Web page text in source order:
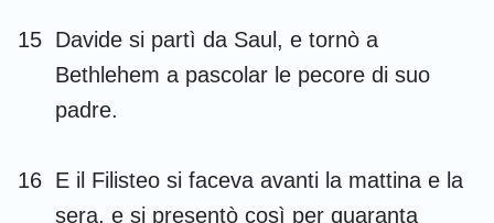
15 Davide si partì da Saul, e tornò a
Bethlehem a pascolar le pecore di suo
padre.
16 E il Filisteo si faceva avanti la mattina e la
sera, e si presentò così per quaranta